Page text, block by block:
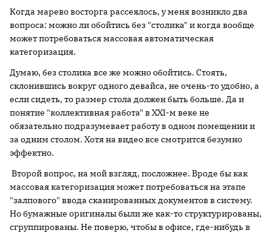
Когда марево восторга рассеялось, у меня возникло два
вопроса: можно ли обойтись без "столика" и когда вообще
может потребоваться массовая автоматическая
категоризация.
Думаю, без столика все же можно обойтись. Стоять,
склонившись вокруг одного девайса, не очень-то удобно, а
если сидеть, то размер стола должен быть больше. Да и
понятие "коллективная работа" в XXI-м веке не
обязательно подразумевает работу в одном помещении и
за одним столом. Хотя на видео все смотрится безумно
эффектно.
Второй вопрос, на мой взгляд, посложнее. Вроде бы как
массовая категоризация может потребоваться на этапе
"залпового" ввода сканированных документов в систему.
Но бумажные оригиналы были же как-то структурированы,
сгруппированы. Не поверю, чтобы в офисе, где-нибудь в